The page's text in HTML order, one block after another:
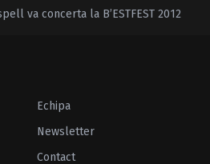
va concerta la B’ESTFEST 2012
Echipa
Newsletter
Contact